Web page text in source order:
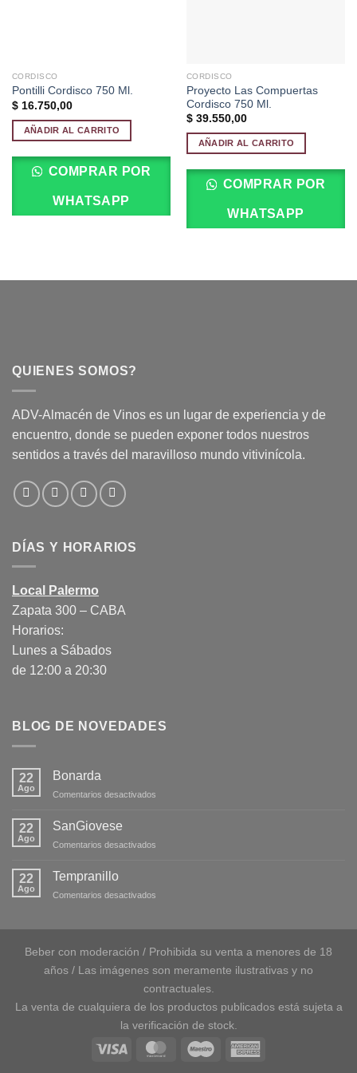
CORDISCO
Pontilli Cordisco 750 Ml.
$16.750,00
AÑADIR AL CARRITO
COMPRAR POR
WHATSAPP
CORDISCO
Proyecto Las Compuertas
Cordisco 750 Ml.
$39.550,00
AÑADIR AL CARRITO
COMPRAR POR
WHATSAPP
QUIENES SOMOS?
ADV-Almacén de Vinos es un lugar de experiencia y de
encuentro, donde se pueden exponer todos nuestros
sentidos a través del maravilloso mundo vitivinícola.
DÍAS Y HORARIOS
Local Palermo
Zapata 300 – CABA
Horarios:
Lunes a Sábados
de 12:00 a 20:30
BLOG DE NOVEDADES
22
Ago
Bonarda
Comentarios desactivados
22
Ago
SanGiovese
Comentarios desactivados
22
Ago
Tempranillo
Comentarios desactivados
Beber con moderación / Prohibida su venta a menores de 18
años / Las imágenes son meramente ilustrativas y no
contractuales.
La venta de cualquiera de los productos publicados está sujeta a
la verificación de stock.